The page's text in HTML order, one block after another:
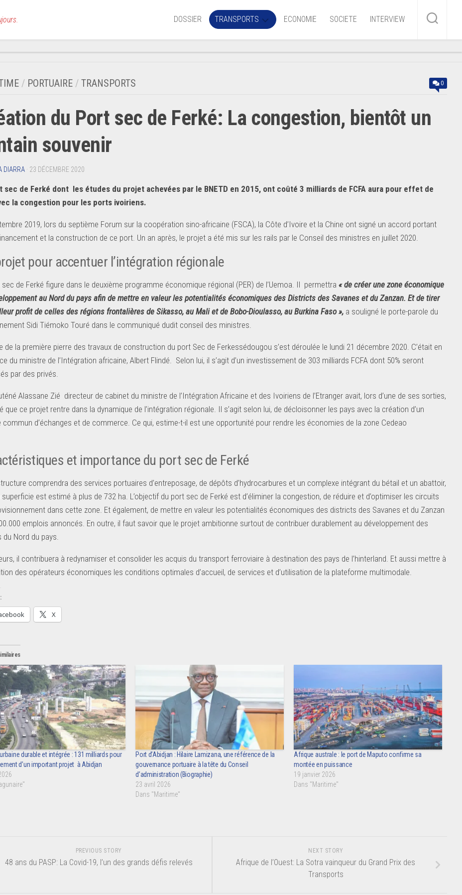
DOSSIER TRANSPORTS
Aérien
Routier
ECONOMIE SOCIETE INTERVIEW
/ PORTUAIRE / TRANSPORTS 0
du Port sec de Ferké: La congestion, bientôt un
souvenir
DIARRA · 23 DÉCEMBRE 2020
sec de Ferké dont les études du projet achevées par le BNETD en 2015, ont coûté 3 milliards de FCFA aura pour effet de
la congestion pour les ports ivoiriens.
2019, lors du septième Forum sur la coopération sino-africaine (FSCA), la Côte d’Ivoire et la Chine ont signé un accord portant
et la construction de ce port. Un an après, le projet a été mis sur les rails par le Conseil des ministres en juillet 2020.
pour accentuer l’intégration régionale
sec de Ferké figure dans le deuxième programme économique régional (PER) de l’Uemoa. Il permettra « de créer une zone économique
au Nord du pays afin de mettre en valeur les potentialités économiques des Districts des Savanes et du Zanzan. Et de tirer
profit de celles des régions frontalières de Sikasso, au Mali et de Bobo-Dioulasso, au Burkina Faso », a souligné le porte-parole du
Sidi Tiémoko Touré dans le communiqué dudit conseil des ministres.
de la première pierre des travaux de construction du port Sec de Ferkessédougou s’est déroulée le lundi 21 décembre 2020. C’était en
du ministre de l’Intégration africaine, Albert Flindé. Selon lui, il s’agit d’un investissement de 303 milliards FCFA dont 50% seront
par des privés.
Alassane Zié directeur de cabinet du ministre de l’Intégration Africaine et des Ivoiriens de l’Etranger avait, lors d’une de ses sorties,
que ce projet rentre dans la dynamique de l’intégration régionale. Il s’agit selon lui, de décloisonner les pays avec la création d’un
commun d’échanges et de commerce. Ce qui, estime-t-il est une opportunité pour rendre les économies de la zone Cedeao
et importance du port sec de Ferké
comprendra des services portuaires d’entreposage, de dépôts d’hydrocarbures et un complexe intégrant du bétail et un abattoir,
superficie est estimé à plus de 732 ha. L’objectif du port sec de Ferké est d’éliminer la congestion, de réduire et d’optimiser les circuits
dans cette zone. Et également, de mettre en valeur les potentialités économiques des districts des Savanes et du Zanzan
emplois annoncés. En outre, il faut savoir que le projet ambitionne surtout de contribuer durablement au développement des
du Nord du pays.
il contribuera à redynamiser et consolider les acquis du transport ferroviaire à destination des pays de l’hinterland. Et aussi mettre à
des opérateurs économiques les conditions optimales d’accueil, de services et d’utilisation de la plateforme multimodale.
X
durable et intégrée : 131 milliards pour
d’un important projet à Abidjan
Port d’Abidjan : Hilaire Lamizana, une référence de la
gouvernance portuaire à la tête du Conseil
d’administration (Biographie)
23 avril 2026
Dans "Maritime"
Afrique australe : le port de Maputo confirme sa
montée en puissance
19 janvier 2026
Dans "Maritime"
NEXT STORY
Afrique de l’Ouest: La Sotra vainqueur du Grand Prix des
Transports
PREVIOUS STORY
48 ans du PASP: La Covid-19, l’un des grands défis relevés